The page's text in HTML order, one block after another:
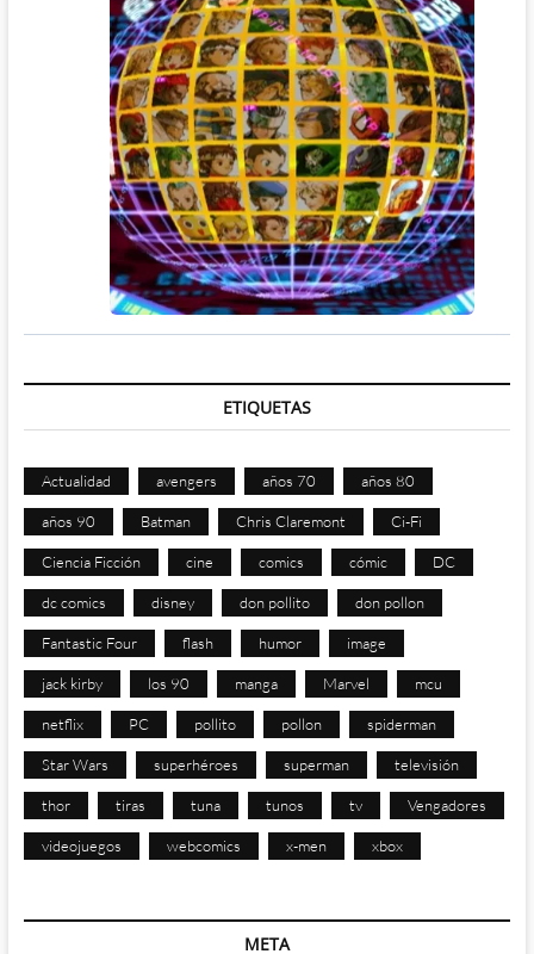
ETIQUETAS
Actualidad avengers años 70 años 80
años 90 Batman Chris Claremont Ci-Fi
Ciencia Ficción cine comics cómic DC
dc comics disney don pollito don pollon
Fantastic Four flash humor image
jack kirby los 90 manga Marvel mcu
netflix PC pollito pollon spiderman
Star Wars superhéroes superman televisión
thor tiras tuna tunos tv Vengadores
videojuegos webcomics x-men xbox
META